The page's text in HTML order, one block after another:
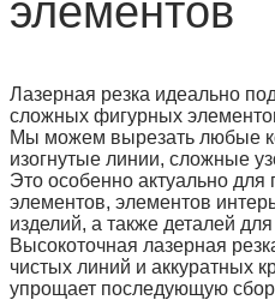
элементов
Лазерная резка идеально
сложных фигурных
Мы можем вырезать любые
изогнутые линии, сложные
Это особенно актуально
элементов, элементов
изделий, а также деталей
Высокоточная лазерная
чистых линий и аккуратных
упрощает последующую